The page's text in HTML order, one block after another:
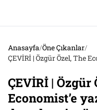
Anasayfa/Öne Çıkanlar/
ÇEVİRİ | Özgür
Economist’e